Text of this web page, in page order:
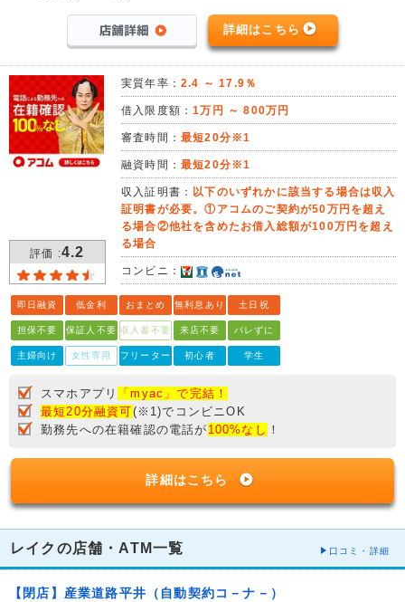
詳細はこちら
評価 :4.2
実質年率： 2.4 ～ 17.9％
借入限度額：1万円 ～ 800万円
審査時間： 最短20分※1
融資時間： 最短20分※1
収入証明書： 以下のいずれかに該当する場合は収入
証明書が必要。①アコムのご契約が50万円を超え
る場合②他社を含めたお借入総額が100万円を超え
る場合
コンビニ：
即日融資 低金利 おまとめ 無利息あり 土日祝
担保不要 保証人不要 収入書不要 来店不要 バレずに
主婦向け 女性専用 フリーター 初心者 学生
スマホアプリ
「myac」で完結！
最短20分融資可(※1)でコンビニOK
勤務先への在籍確認の電話が 100%なし ！
詳細はこちら
レイクの店舗・ATM一覧 口コミ・詳細
【閉店】産業道路平井（自動契約コ－ナ－）